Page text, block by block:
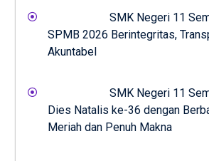
SMK Negeri 11
SPMB 2026 Berintegritas,
Akuntabel
SMK Negeri 11
Dies Natalis ke-36 dengan
Meriah dan Penuh Makna